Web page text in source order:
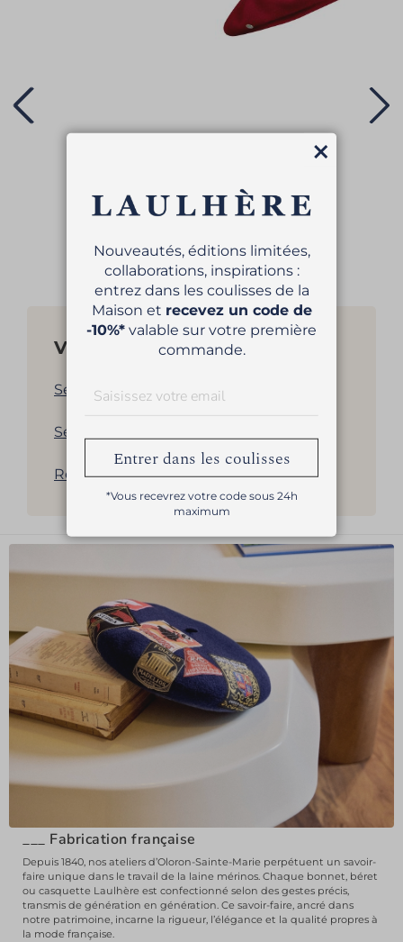
79,00 €
Vous aimerez aussi...
Sélection de bérets pour femme
Sélection de bérets pour homme
Revenir à la liste des produits
___ Fabrication française
Depuis 1840, nos ateliers d’Oloron-Sainte-Marie perpétuent un savoir-
faire unique dans le travail de la laine mérinos. Chaque bonnet, béret
ou casquette Laulhère est confectionné selon des gestes précis,
transmis de génération en génération. Ce savoir-faire, ancré dans
notre patrimoine, incarne la rigueur, l’élégance et la qualité propres à
la mode française.
Nouveautés, éditions limitées,
collaborations, inspirations :
entrez dans les coulisses de la
Maison et recevez un code de
-10%* valable sur votre première
commande.
Entrer dans les coulisses
*Vous recevrez votre code sous 24h
maximum